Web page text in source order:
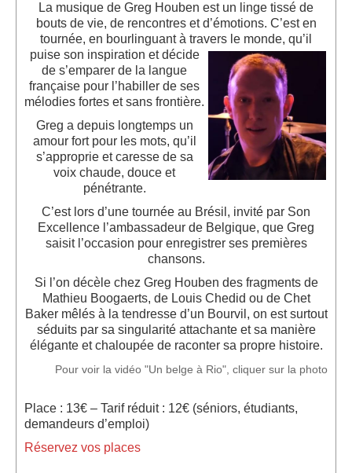
Sponsors
Inscrivez-vous à notre Lettre d'information
La musique de Greg Houben est un linge tissé de
bouts de vie, de rencontres et d’émotions. C’est en
tournée, en bourlinguant à travers le monde, qu’il
puise son inspiration et décide
de s’emparer de la langue
française pour l’habiller de ses
mélodies fortes et sans frontière.
Greg a depuis longtemps un
amour fort pour les mots, qu’il
s’approprie et caresse de sa
voix chaude, douce et
pénétrante.
C’est lors d’une tournée au Brésil, invité par Son
Excellence l’ambassadeur de Belgique, que Greg
saisit l’occasion pour enregistrer ses premières
chansons.
Si l’on décèle chez Greg Houben des fragments de
Mathieu Boogaerts, de LouisChedid ou de Chet
Baker mêlés à la tendresse d’un Bourvil, on est surtout
séduits par sa singularité attachante et sa manière
élégante et chaloupée de raconter sa propre histoire.
Pour voir la vidéo "Un belge à Rio", cliquer sur la photo
Place : 13€ – Tarif réduit : 12€ (séniors, étudiants,
demandeurs d’emploi)
Réservez vos places